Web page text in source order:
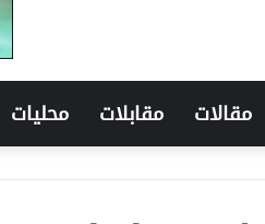
مقالات مقابلات محليات